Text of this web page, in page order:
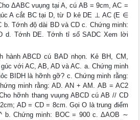
ΔABC vuụng tại A, cú AB = 9cm, AC =
A cắt BC tại D, từ D kẻ DE ⊥ AC (E ∈
b. Tớnh độ dài BD và CD c. Chứng minh:
d. Tớnh DE. Tớnh tỉ số SADC Xem lời
hành ABCD cú BAD nhọn. Kẻ BH, CM,
với AC, AB, AD và AC. a. Chứng minh
BIDH là hỡnh gỡ? c. Chứng minh rằng:
minh rằng: AD. AN + AM. AB = AC2
hỡnh thang vuụng ABCD cú AB // CD
AD = CD = 8cm. Gọi O là trung điểm
b. Chứng minh: BOC = 900 c. ΔAOB ∼